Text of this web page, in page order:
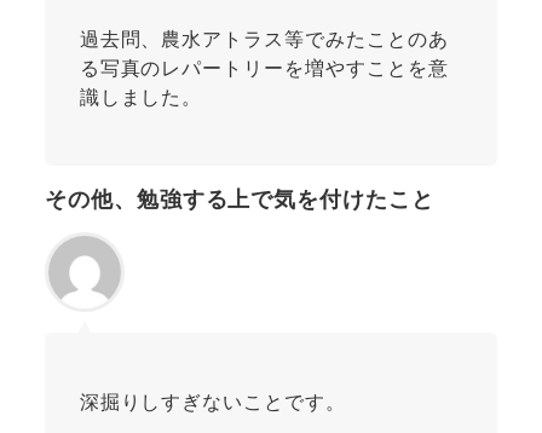
過去問、農水アトラス等でみたことのあ
る写真のレパートリーを増やすことを意
識しました。
その他、勉強する上で気を付けたこと
深掘りしすぎないことです。